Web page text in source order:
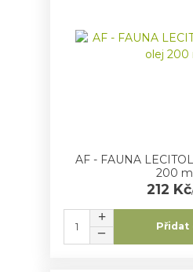
AF - FAUNA
200 ml
212 Kč
Přidat